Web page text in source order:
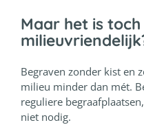
Maar het is toch
Begraven zonder kist en
milieu minder dan mét.
reguliere
niet nodig.